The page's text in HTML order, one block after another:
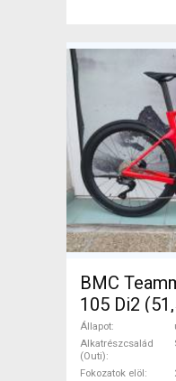
BMC
105 Di2
Országúti
tárcsafék új
ELADÓ
Állapot
Alkatrészcsalád
(Outi)
Fokozatok elöl